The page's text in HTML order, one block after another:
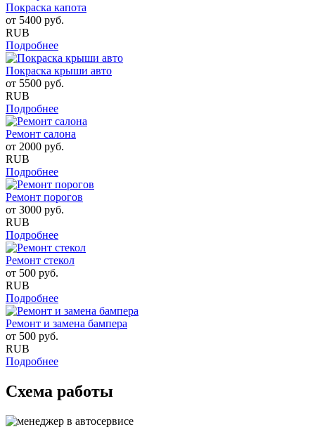
Покраска капота
от 5400 руб.
RUB
Подробнее
Покраска крыши авто
от 5500 руб.
RUB
Подробнее
Ремонт салона
от 2000 руб.
RUB
Подробнее
Ремонт порогов
от 3000 руб.
RUB
Подробнее
Ремонт стекол
от 500 руб.
RUB
Подробнее
Ремонт и замена бампера
от 500 руб.
RUB
Подробнее
Схема работы